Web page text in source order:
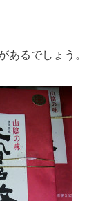
あるでしょう。